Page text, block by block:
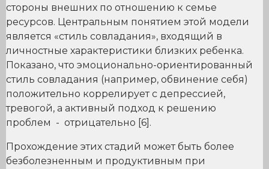
стороны внешних по отношению к семье
ресурсов. Центральным понятием этой модели
является «стиль совладания», входящий в
личностные характеристики близких ребенка.
Показано, что эмоционально-ориентированный
стиль совладания (например, обвинение себя)
положительно коррелирует с депрессией,
тревогой, а активный подход к решению
проблем - отрицательно [6].
Прохождение этих стадий может быть более
безболезненным и продуктивным при